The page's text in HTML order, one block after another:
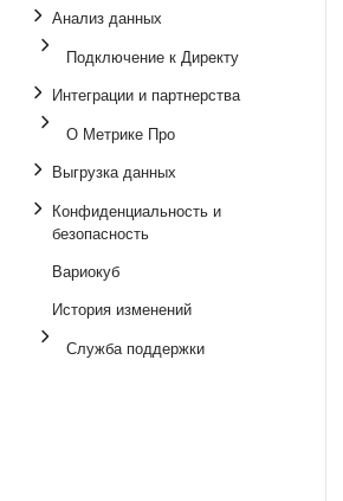
Анализ данных
Подключение к Директу
Интеграции и партнерства
О Метрике Про
Выгрузка данных
Конфиденциальность и
безопасность
Вариокуб
История изменений
Служба поддержки